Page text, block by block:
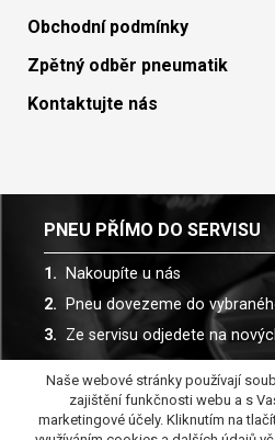
Obchodní podmínky
Zpětný odběr pneumatik
Kontaktujte nás
PNEU PŘÍMO DO SERVISU
Nakoupíte u nás
Pneu dovezeme do
Ze servisu odjedete na
Spolupracujeme s více než 30
Naše webové stránky používají
zajištění funkčnosti webu a s
marketingové účely. Kliknutím na